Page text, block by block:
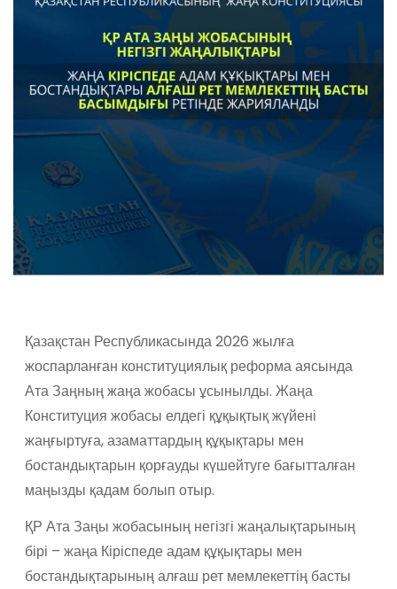
Қазақстан Республикасында 2026 жылға
жоспарланған конституциялық реформа аясында
Ата Заңның жаңа жобасы ұсынылды. Жаңа
Конституция жобасы елдегі құқықтық жүйені
жаңғыртуға, азаматтардың құқықтары мен
бостандықтарын қорғауды күшейтуге бағытталған
маңызды қадам болып отыр.
ҚР Ата Заңы жобасының негізгі жаңалықтарының
бірі – жаңа Кіріспеде адам құқықтары мен
бостандықтарының алғаш рет мемлекеттің басты